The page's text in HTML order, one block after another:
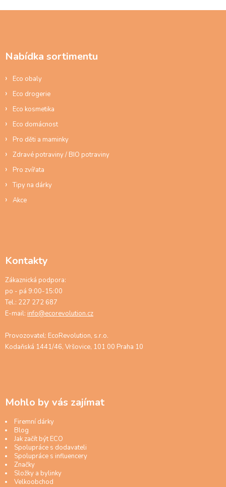
Nabídka sortimentu
Eco obaly
Eco drogerie
Eco kosmetika
Eco domácnost
Pro děti a maminky
Zdravé potraviny / BIO potraviny
Pro zvířata
Tipy na dárky
Akce
Kontakty
Zákaznická podpora:
po - pá 9:00-15:00
Tel.: 227 272 687
E-mail: info@ecorevolution.cz
Provozovatel: EcoRevolution, s.r.o.
Kodaňská 1441/46, Vršovice, 101 00 Praha 10
Mohlo by vás zajímat
Firemní dárky
Blog
Jak začít být ECO
Spolupráce s dodavateli
Spolupráce s influencery
Značky
Složky a bylinky
Velkoobchod